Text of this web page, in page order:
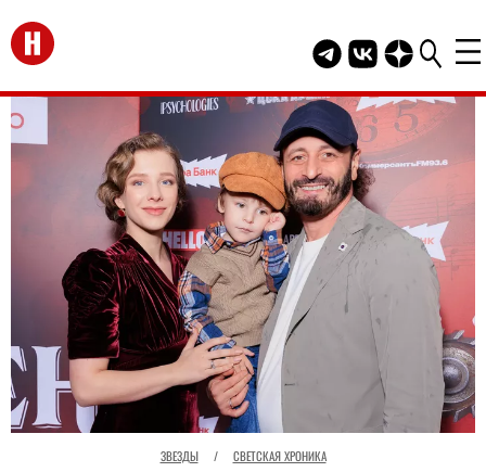
Перейти на главную
Telegram канал
Группа HELLO
Канал
ЗВЕЗДЫ / СВЕТСКАЯ ХРОНИКА